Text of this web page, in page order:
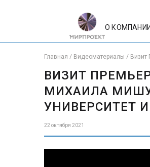
О
Главная / Видеоматериалы /
ВИЗИТ
МИХАИЛА
УНИВЕРСИТЕТ
22 октября 2021